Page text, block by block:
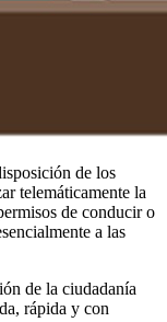
de los
telemáticamente la
de conducir o
a las
de la ciudadanía
rápida y con